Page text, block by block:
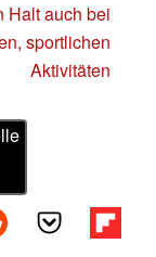
Halt auch bei
sportlichen
Aktivitäten